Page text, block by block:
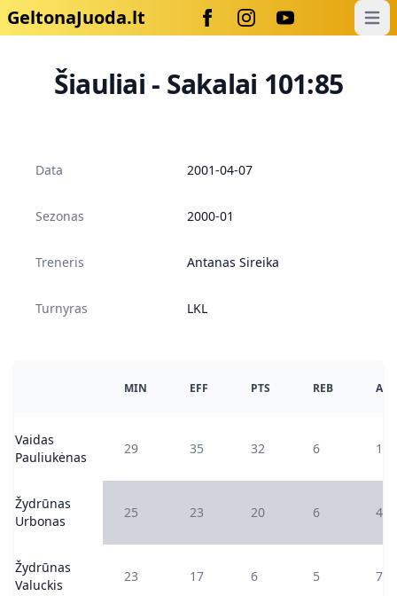
GeltonaJuoda.lt
Šiauliai - Sakalai 101:85
Data 2001-04-07
Sezonas 2000-01
Treneris Antanas Sireika
Turnyras LKL
MIN EFF PTS REB AS
Vaidas
Pauliukėnas
29 35 32 6 1
Žydrūnas
Urbonas
25 23 20 6 4
Žydrūnas
Valuckis
23 17 6 5 7